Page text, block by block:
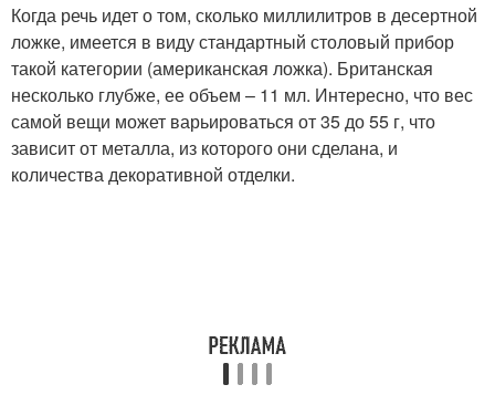
Когда речь идет о том, сколько миллилитров в десертной
ложке, имеется в виду стандартный столовый прибор
такой категории (американская ложка). Британская
несколько глубже, ее объем – 11 мл. Интересно, что вес
самой вещи может варьироваться от 35 до 55 г, что
зависит от металла, из которого они сделана, и
количества декоративной отделки.